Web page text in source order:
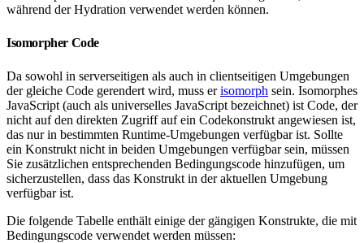
während der Hydration verwendet werden können.
Isomorpher Code
Da sowohl in serverseitigen als auch in clientseitigen Umgebungen
der gleiche Code gerendert wird, muss erisomorph sein. Isomorphes
JavaScript (auch als universelles JavaScript bezeichnet) ist Code, der
nicht auf den direkten Zugriff auf ein Codekonstrukt angewiesen ist,
das nur in bestimmten Runtime-Umgebungen verfügbar ist. Sollte
ein Konstrukt nicht in beiden Umgebungen verfügbar sein, müssen
Sie zusätzlichen entsprechenden Bedingungscode hinzufügen, um
sicherzustellen, dass das Konstrukt in der aktuellen Umgebung
verfügbar ist.
Die folgende Tabelle enthält einige der gängigen Konstrukte, die mit
Bedingungscode verwendet werden müssen: